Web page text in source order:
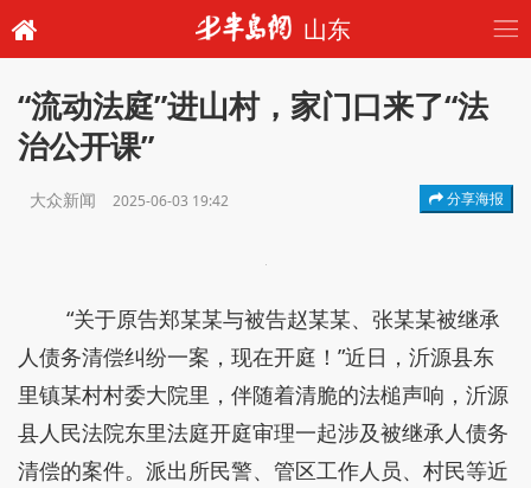
山东
“流动法庭”进山村，家门口来了“法
治公开课”
大众新闻 2025-06-03 19:42 分享海报
“关于原告郑某某与被告赵某某、张某某被继承
人债务清偿纠纷一案，现在开庭！”近日，沂源县东
里镇某村村委大院里，伴随着清脆的法槌声响，沂源
县人民法院东里法庭开庭审理一起涉及被继承人债务
清偿的案件。派出所民警、管区工作人员、村民等近